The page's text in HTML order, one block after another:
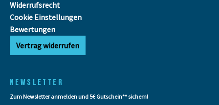
Widerrufsrecht
Cookie Einstellungen
Bewertungen
Vertrag widerrufen
NEWSLETTER
Zum Newsletter anmelden und 5€ Gutschein** sichern!